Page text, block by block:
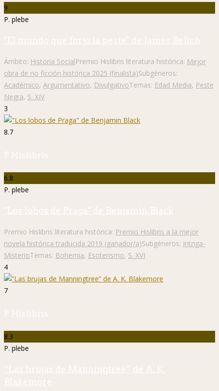
9
P. plebe
"El mundo que forjó la peste" de James Belich
Ámbito: Historia SocialPremio Hislibris literatura histórica: Mejor
obra de no ficción histórica 2025 (finalista)Subgéneros:
Académico, Argumentativo, DivulgativoTemas: Edad Media, Peste
Negra, S. XIV
3
8.7
P. Hislibris
6.8
P. plebe
"Los lobos de Praga" de Benjamin Black
Premio Hislibris literatura histórica: Premio Hislibris a la mejor
novela histórica traducida 2019 (ganador/a)Subgéneros: Intriga-
MisterioTemas: Bohemia, Esoterismo, S. XVI
4
7
P. Hislibris
8.3
P. plebe
“Las brujas de Manningtree” de A. K.
Blakemore